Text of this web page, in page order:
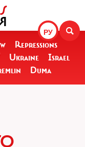
РУ
Repressions
Ukraine
Israel
Duma